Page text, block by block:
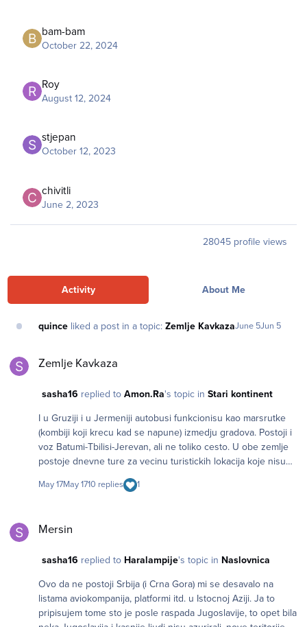
bam-bam
October 22, 2024
Roy
August 12, 2024
stjepan
October 12, 2023
chivitli
June 2, 2023
28045 profile views
Activity About Me
quince liked a post in a topic: Zemlje KavkazaJune 5Jun 5
Zemlje Kavkaza
sasha16 replied to Amon.Ra's topic in Stari kontinent
I u Gruziji i u Jermeniji autobusi funkcionisu kao marsrutke
(kombiji koji krecu kad se napune) izmedju gradova. Postoji i
voz Batumi-Tbilisi-Jerevan, ali ne toliko cesto. U obe zemlje
postoje dnevne ture za vecinu turistickih lokacija koje nisu
skupe. Ako zelis sama da kreiras rutu i ne putujes sama, u
Gruziji je pristupacno iznajmiti vozaca na dan (logicno i u
setnju po centru i nadjes ture koje zelis on the spot. Priroda
auta.
May 17May 1710 replies 1
Mersin
sasha16 replied to Haralampije's topic in Naslovnica
Ovo da ne postoji Srbija (i Crna Gora) mi se desavalo na
listama aviokompanija, platformi itd. u Istocnoj Aziji. Ja to
pripisujem tome sto je posle raspada Jugoslavije, to opet bila